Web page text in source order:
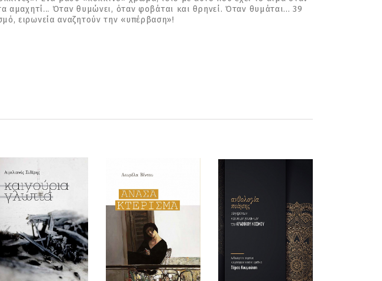
αμαχητί... Όταν θυμώνει, όταν φοβάται και θρηνεί. Όταν θυμάται... 39
ειρωνεία αναζητούν την «υπέρβαση»!